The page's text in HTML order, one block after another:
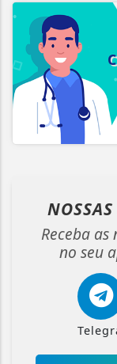
Receba
no seu